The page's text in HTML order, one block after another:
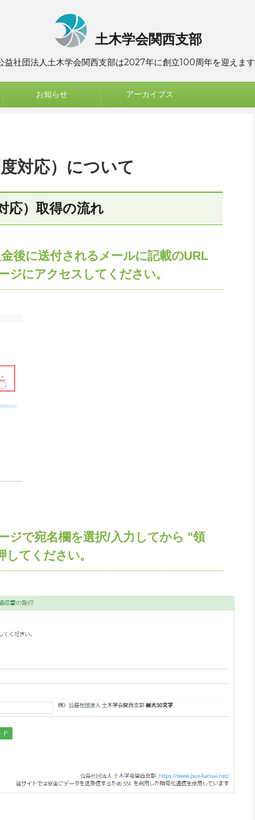
土木学会関西支部
益社団法人土木学会関西支部は2027年に創立100周年を迎えます
お知らせ アーカイブス
対応）について
応）取得の流れ
後に送付されるメールに記載のURL
ジにアクセスしてください。
ジで宛名欄を選択/入力してから "領
てください。